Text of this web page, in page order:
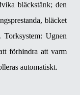
bläckstänk; den
bläcket
Torksystem: Ugnen
förhindra att varm
automatiskt.